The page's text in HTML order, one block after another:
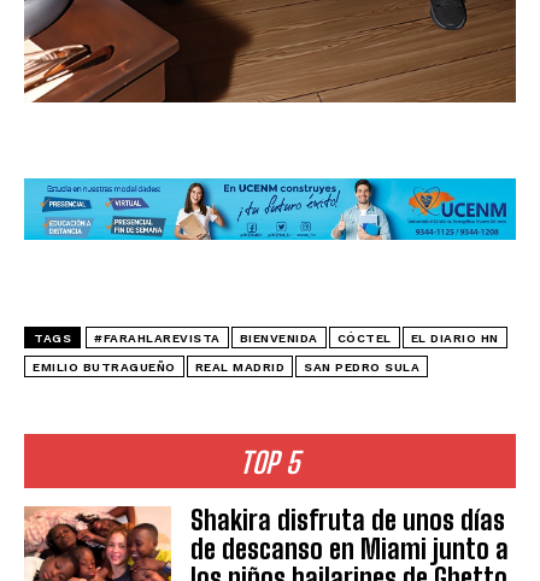
TOP 5
Shakira disfruta de unos días
de descanso en Miami junto a
TAGS #FARAHLAREVISTA BIENVENIDA CÓCTEL EL DIARIO HN
EMILIO BUTRAGUEÑO REAL MADRID SAN PEDRO SULA